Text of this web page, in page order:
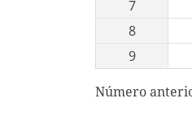
7
8
9
Número